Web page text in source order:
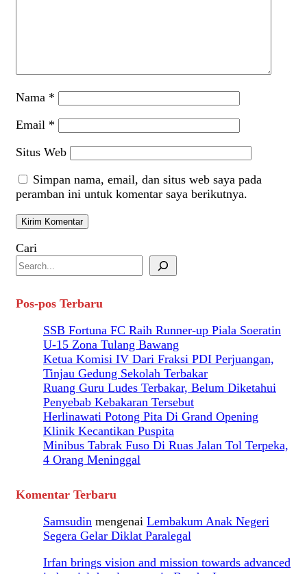
Nama *
Email *
Situs Web
Simpan nama, email, dan situs web saya pada
peramban ini untuk komentar saya berikutnya.
Cari
Pos-pos Terbaru
SSB Fortuna FC Raih Runner-up Piala Soeratin
U-15 Zona Tulang Bawang
Ketua Komisi IV Dari Fraksi PDI Perjuangan,
Tinjau Gedung Sekolah Terbakar
Ruang Guru Ludes Terbakar, Belum Diketahui
Penyebab Kebakaran Tersebut
Herlinawati Potong Pita Di Grand Opening
Klinik Kecantikan Puspita
Minibus Tabrak Fuso Di Ruas Jalan Tol Terpeka,
4 Orang Meninggal
Komentar Terbaru
Samsudin mengenai Lembakum Anak Negeri
Segera Gelar Diklat Paralegal
Irfan brings vision and mission towards advanced